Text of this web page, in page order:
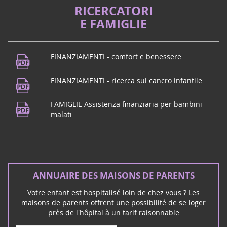
un aller/retour entre l'Assemblée nationale, pour
améliorer l'accompagnement des familles d'enfants
gravement malades et handicapées, r...
Février 2026
Vote au Sénat PPL de Vincent Thiébaut - familles
21
juin
2024
Beaumont! Per celebrare la musica,
concerto di ...
16
2024
Concerto rock a Mérignac (33)
Il gruppo rock Unwanted vi incontra a
Mérignac sabato 16 marzo per un
concerto rock e di solidarietà:
RICERCATORI
E FAMIGLIE
FINANZIAMENTI - comfort e benessere
FINANZIAMENTI - ricerca sul cancro infantile
FAMIGLIE Assistenza finanziaria per bambini
malati
ANNUAIRE DES MAISONS DE PARENTS
Votre enfant est hospitalisé loin de chez vous ? Les
maisons de parents offrent une possibilité de se loger
près de l'hôpital à un tarif raisonnable